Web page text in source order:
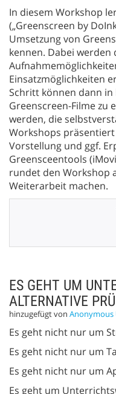
In diesem Workshop
(„Greenscreen by
Umsetzung von
kennen. Dabei werden
Einsatzmöglichkeiten
Schritt können dann
Greenscreen-Filme zu
werden, die
Workshops
Vorstellung und ggf.
Greensceentools
rundet den Workshop
Weiterarbeit machen.
ES GEHT UM
ALTERNATIVE
hinzugefügt von Anonymous
Es geht nicht nur um
Es geht nicht nur um
Es geht nicht nur um
Es geht um